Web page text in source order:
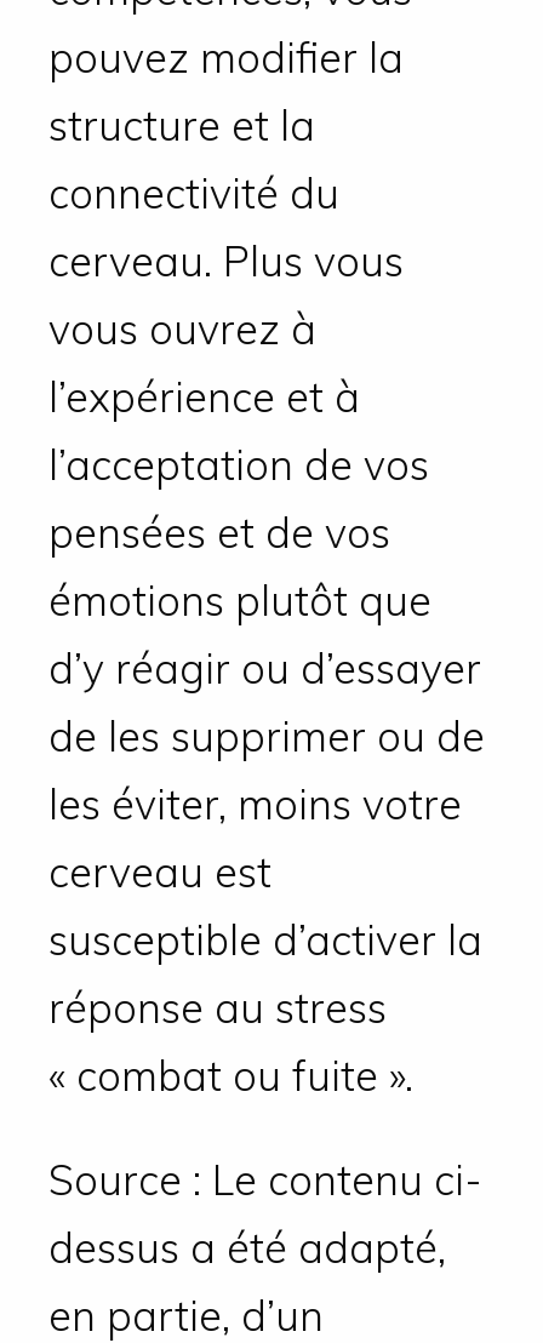
pouvez modifier la
structure et la
connectivité du
cerveau. Plus vous
vous ouvrez à
l’expérience et à
l’acceptation de vos
pensées et de vos
émotions plutôt que
d’y réagir ou d’essayer
de les supprimer ou de
les éviter, moins votre
cerveau est
susceptible d’activer la
réponse au stress
« combat ou fuite ».
Source : Le contenu ci-
dessus a été adapté,
en partie, d’un